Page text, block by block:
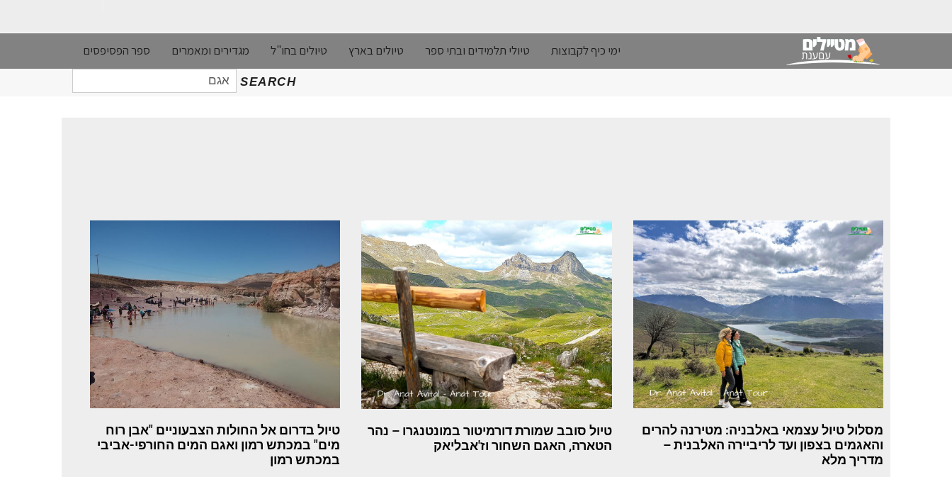
ימי כיף לקבוצות טיולי תלמידים ובתי ספר טיולים בארץ טיולים בחו"ל מגדירים ומאמרים ספר הפסיפסים
SEARCH
חיפוש
עבור:
מסלול טיול עצמאי באלבניה: מטירנה להרים
והאגמים בצפון ועד לריביירה האלבנית –
מדריך מלא
טיול סובב שמורת דורמיטור במונטנגרו – נהר
הטארה, האגם השחור וז'אבליאק
טיול בדרום אל החולות הצבעוניים "אבן רוח
מים" במכתש רמון ואגם המים החורפי-אביבי
במכתש רמון